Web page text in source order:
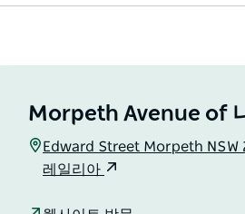
Morpeth Avenue of
Edward Street Morpeth NSW
레일리아